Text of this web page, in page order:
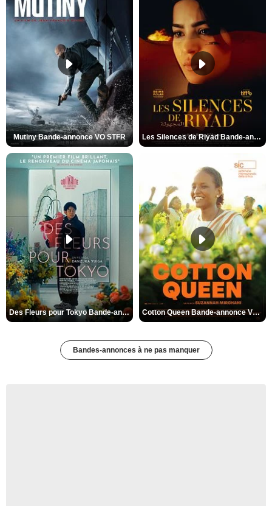
Mutiny Bande-annonce VO STFR Les Silences de Riyad Bande-annonce VO STFR
Des Fleurs pour Tokyo Bande-annonce VO STFR Cotton Queen Bande-annonce VO STFR
Bandes-annonces à ne pas manquer